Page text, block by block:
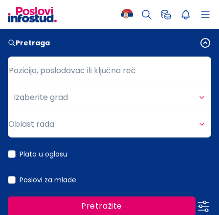
Pretraga
Pozicija, poslodavac ili ključna reč
Pozicija, poslodavac ili ključna reč
Grad
Izaberite grad
Oblast rada
Plata u oglasu
Poslovi za mlade
Pretražite